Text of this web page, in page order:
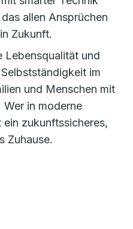
allen Ansprüchen
Zukunft.
Lebensqualität und
im
und Menschen mit
in moderne
zukunftssicheres,
Zuhause.